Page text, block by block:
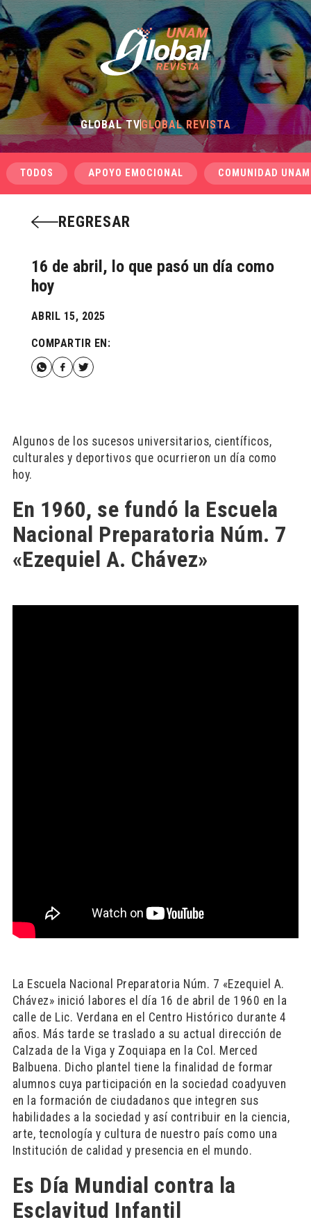
GLOBAL TVGLOBAL REVISTA
TODOS APOYO EMOCIONAL COMUNIDAD UNAM
REGRESAR
16 de abril, lo que pasó un día como
hoy
ABRIL 15, 2025
COMPARTIR EN:
Algunos de los sucesos universitarios, científicos,
culturales y deportivos que ocurrieron un día como
hoy.
En 1960, se fundó la Escuela
Nacional Preparatoria Núm. 7
«Ezequiel A. Chávez»
La Escuela Nacional Preparatoria Núm. 7 «Ezequiel A.
Chávez» inició labores el día 16 de abril de 1960 en la
calle de Lic. Verdana en el Centro Histórico durante 4
años. Más tarde se traslado a su actual dirección de
Calzada de la Viga y Zoquiapa en la Col. Merced
Balbuena. Dicho plantel tiene la finalidad de formar
alumnos cuya participación en la sociedad coadyuven
en la formación de ciudadanos que integren sus
habilidades a la sociedad y así contribuir en la ciencia,
arte, tecnología y cultura de nuestro país como una
Institución de calidad y presencia en el mundo.
Es Día Mundial contra la
Esclavitud Infantil